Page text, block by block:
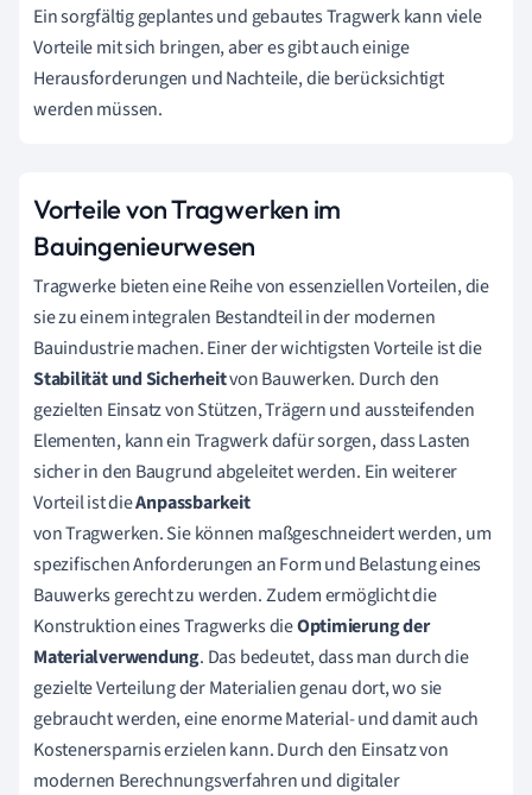
Ein sorgfältig geplantes und gebautes Tragwerk kann viele
Vorteile mit sich bringen, aber es gibt auch einige
Herausforderungen und Nachteile, die berücksichtigt
werden müssen.
Vorteile von Tragwerken im
Bauingenieurwesen
Tragwerke bieten eine Reihe von essenziellen Vorteilen, die
sie zu einem integralen Bestandteil in der modernen
Bauindustrie machen. Einer der wichtigsten Vorteile ist die
Stabilität und Sicherheitvon Bauwerken. Durch den
gezielten Einsatz von Stützen, Trägern und aussteifenden
Elementen, kann ein Tragwerk dafür sorgen, dass Lasten
sicher in den Baugrund abgeleitet werden. Ein weiterer
Vorteil ist dieAnpassbarkeit
von Tragwerken. Sie können maßgeschneidert werden, um
spezifischen Anforderungen an Form und Belastung eines
Bauwerks gerecht zu werden. Zudem ermöglicht die
Konstruktion eines Tragwerks dieOptimierung der
Materialverwendung. Das bedeutet, dass man durch die
gezielte Verteilung der Materialien genau dort, wo sie
gebraucht werden, eine enorme Material- und damit auch
Kostenersparnis erzielen kann. Durch den Einsatz von
modernen Berechnungsverfahren und digitaler